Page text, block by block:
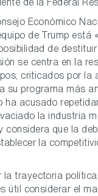
Económico
de Trump está
de
se centra en la
criticados por la
su programa más
ha acusado
la industria
considera que la
la
la trayectoria
útil considerar el